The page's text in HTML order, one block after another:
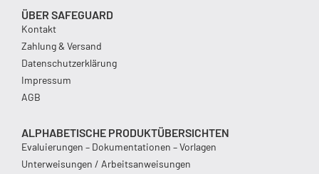
ÜBER SAFEGUARD
Kontakt
Zahlung & Versand
Datenschutzerklärung
Impressum
AGB
ALPHABETISCHE PRODUKTÜBERSICHTEN
Evaluierungen – Dokumentationen – Vorlagen
Unterweisungen / Arbeitsanweisungen